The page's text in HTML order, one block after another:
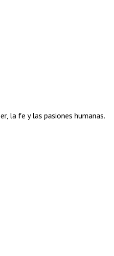
la fe y las pasiones humanas.